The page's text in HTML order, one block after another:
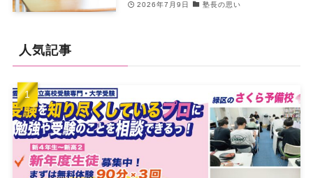
2026年7月9日 塾長の思い
人気記事